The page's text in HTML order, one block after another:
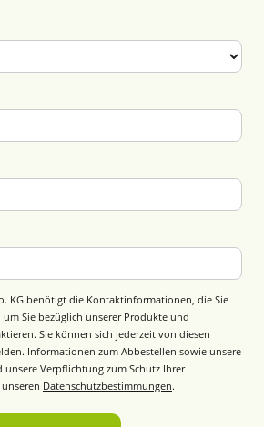
KG benötigt die Kontaktinformationen, die Sie
Sie bezüglich unserer Produkte und
Sie können sich jederzeit von diesen
Informationen zum Abbestellen sowie unsere
Verpflichtung zum Schutz Ihrer
Datenschutzbestimmungen.